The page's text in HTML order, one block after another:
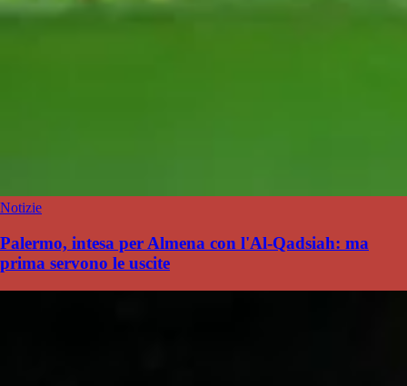
Notizie
Palermo, intesa per Almena con l'Al-Qadsiah: ma
prima servono le uscite